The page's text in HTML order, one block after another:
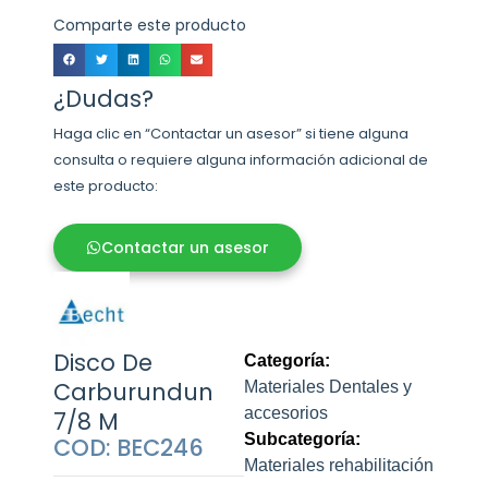
Comparte este producto
¿Dudas?
Haga clic en “Contactar un asesor” si tiene alguna
consulta o requiere alguna información adicional de
este producto:
Contactar un asesor
Disco De
Carburundun
7/8 M
COD: BEC246
Categoría:
Materiales Dentales y
accesorios
Subcategoría:
Materiales rehabilitación